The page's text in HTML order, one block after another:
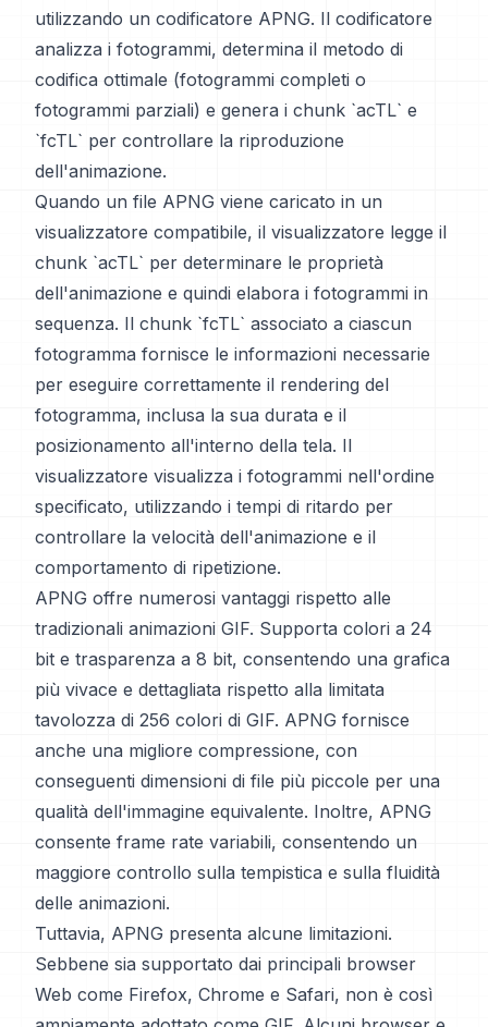
utilizzando un codificatore APNG. Il codificatore
analizza i fotogrammi, determina il metodo di
codifica ottimale (fotogrammi completi o
fotogrammi parziali) e genera i chunk `acTL` e
`fcTL` per controllare la riproduzione
dell'animazione.
Quando un file APNG viene caricato in un
visualizzatore compatibile, il visualizzatore legge il
chunk `acTL` per determinare le proprietà
dell'animazione e quindi elabora i fotogrammi in
sequenza. Il chunk `fcTL` associato a ciascun
fotogramma fornisce le informazioni necessarie
per eseguire correttamente il rendering del
fotogramma, inclusa la sua durata e il
posizionamento all'interno della tela. Il
visualizzatore visualizza i fotogrammi nell'ordine
specificato, utilizzando i tempi di ritardo per
controllare la velocità dell'animazione e il
comportamento di ripetizione.
APNG offre numerosi vantaggi rispetto alle
tradizionali animazioni GIF. Supporta colori a 24
bit e trasparenza a 8 bit, consentendo una grafica
più vivace e dettagliata rispetto alla limitata
tavolozza di 256 colori di GIF. APNG fornisce
anche una migliore compressione, con
conseguenti dimensioni di file più piccole per una
qualità dell'immagine equivalente. Inoltre, APNG
consente frame rate variabili, consentendo un
maggiore controllo sulla tempistica e sulla fluidità
delle animazioni.
Tuttavia, APNG presenta alcune limitazioni.
Sebbene sia supportato dai principali browser
Web come Firefox, Chrome e Safari, non è così